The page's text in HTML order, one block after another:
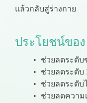
แล้วกลับสู่ร่างกาย
ประโยชน์ของ
ช่วยลดระดับ
ช่วยลดระดับ
ช่วยลดระดับ
ช่วยลดความ